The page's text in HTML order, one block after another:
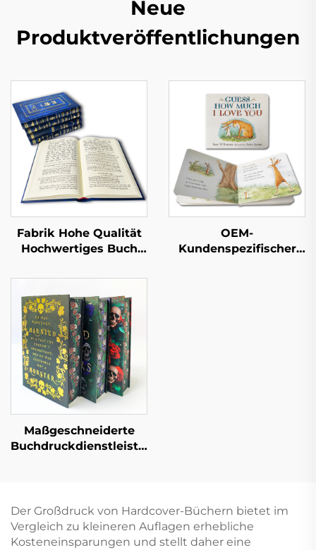
Neue
Produktveröffentlichungen
Fabrik Hohe Qualität
Hochwertiges Buch
Vollflächige
Goldfolienprägung
Hardcover-Buchdruck
OEM-
Kundenspezifischer
Maßgeschneiderte
Buchdruckdienstleistungen,
Romanbuch mit
Schutzumschlag
Der Großdruck von Hardcover-Büchern bietet im
Vergleich zu kleineren Auflagen erhebliche
Kosteneinsparungen und stellt daher eine